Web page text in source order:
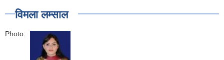
विमला लम्साल
Photo: